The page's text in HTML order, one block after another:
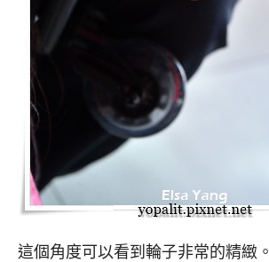
這個角度可以看到輪子非常的精緻。